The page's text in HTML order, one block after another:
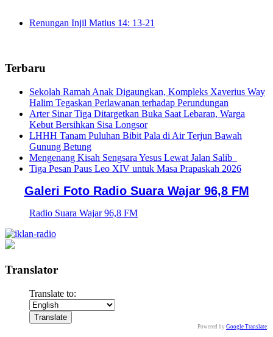
Renungan Injil Matius 14: 13-21
Terbaru
Sekolah Ramah Anak Digaungkan, Kompleks Xaverius Way
Halim Tegaskan Perlawanan terhadap Perundungan
Arter Sinar Tiga Ditargetkan Buka Saat Lebaran, Warga
Kebut Bersihkan Sisa Longsor
LHHH Tanam Puluhan Bibit Pala di Air Terjun Bawah
Gunung Betung
Mengenang Kisah Sengsara Yesus Lewat Jalan Salib
Tiga Pesan Paus Leo XIV untuk Masa Prapaskah 2026
Galeri Foto Radio Suara Wajar 96,8 FM
Radio Suara Wajar 96,8 FM
Translator
Translate to:
Powered by Google Translate